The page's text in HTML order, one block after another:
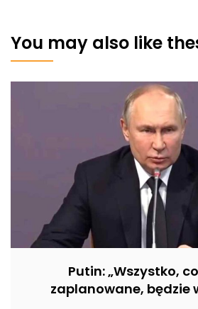
You may also like
Putin: „Wszystko,
zaplanowane, będzie